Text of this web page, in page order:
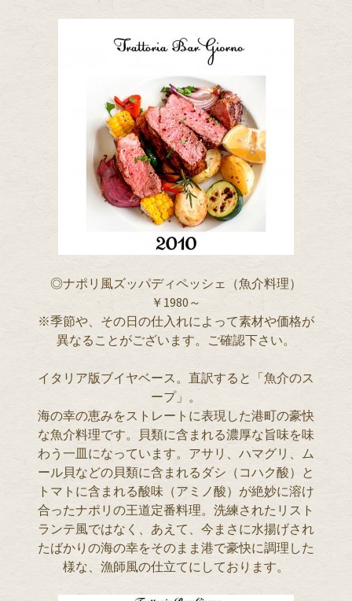
◎ナポリ風ズッパディペッシェ（魚介料理）
￥1980～
※季節や、その日の仕入れによって素材や価格が
異なることがございます。ご確認下さい。
イタリア版ブイヤベース。直訳すると「魚介のス
ープ」。
海の幸の恵みをストレートに表現した港町の豪快
な魚介料理です。貝類に含まれる濃厚な旨味を味
わう一皿になっています。アサリ、ハマグリ、ム
ール貝などの貝類に含まれるダシ（コハク酸）と
トマトに含まれる酸味（アミノ酸）が絶妙に溶け
合ったナポリの王道定番料理。洗練されたリスト
ランテ風ではなく、あえて、今まさに水揚げされ
たばかりの海の幸をそのまま港で豪快に調理した
様な、漁師風の仕立てにしております。